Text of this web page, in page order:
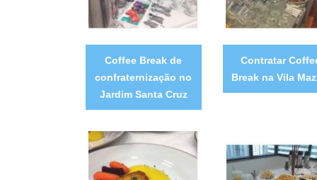
Coffee Break de
confraternização no
Jardim Santa Cruz
Contratar
Break na Vila